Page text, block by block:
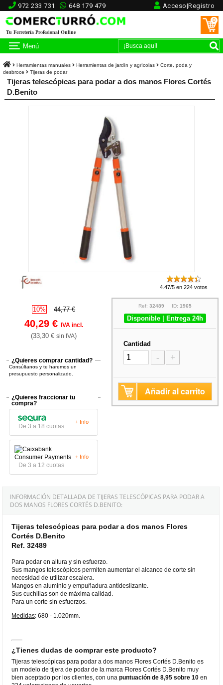
972 233 731 648 179 479 Acceso|Registro
Tu Ferretería Profesional Online
0
Menú
Herramientas manuales Herramientas de jardín y agrícolas
Corte, poda y
desbroce
Tijeras de podar
Tijeras telescópicas para podar a dos manos Flores Cortés
D.Benito
4.47/5 en 224 votos
10% 44,77 €
40,29 € IVA incl.
(33,30 € sin IVA)
¿Quieres comprar cantidad?
Consúltanos y te haremos un
presupuesto personalizado.
¿Quieres fraccionar tu
compra?
De 3 a 18 cuotas
+ Info
De 3 a 12 cuotas
+ Info
Ref: 32489 ID: 1965
Disponible | Entrega 24h
Cantidad
- +
Añadir al carrito
INFORMACIÓN DETALLADA DE TIJERAS TELESCÓPICAS PARA PODAR A
DOS MANOS FLORES CORTÉS D.BENITO:
Tijeras telescópicas para podar a dos manos Flores
Cortés D.Benito
Ref. 32489
Para podar en altura y sin esfuerzo.
Sus mangos telescópicos permiten aumentar el alcance de corte sin
necesidad de utilizar escalera.
Mangos en aluminio y empuñadura antideslizante.
Sus cuchillas son de máxima calidad.
Para un corte sin esfuerzos.
Medidas: 680 - 1.020mm.
¿Tienes dudas de comprar este producto?
Tijeras telescópicas para podar a dos manos Flores Cortés D.Benito es
un modelo de tijera de podar de la marca Flores Cortés D.Benito muy
bien aceptado por los clientes, con unapuntuación de 8,95 sobre 10 en